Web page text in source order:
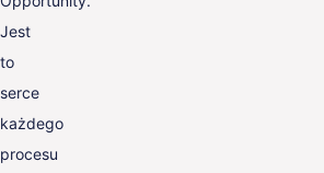
Jest
to
serce
każdego
procesu